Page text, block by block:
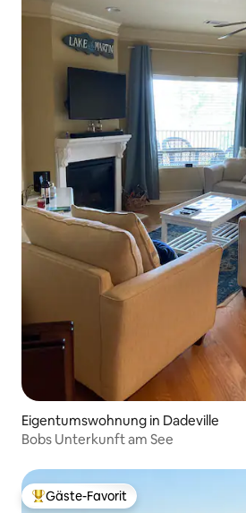
Eigentumswohnung in Dadeville
Bobs Unterkunft am See
Beliebter Gäste-Favorit.
Gäste-Favorit